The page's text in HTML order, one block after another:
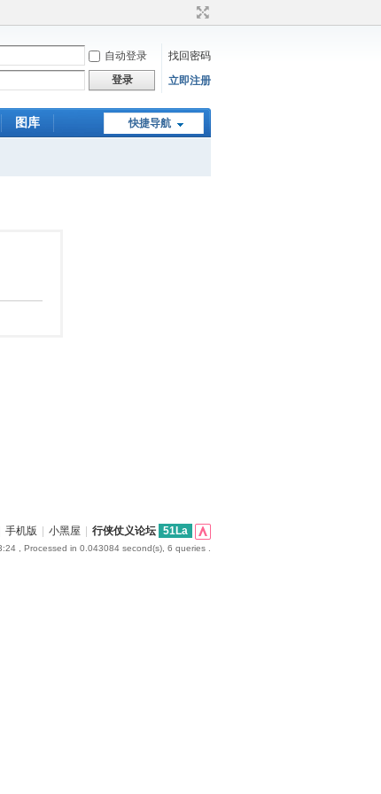
自动登录
找回密码
登录 立即注册
快捷导航
图库
手机版 小黑屋 行侠仗义论坛 51La
, Processed in 0.043084 second(s), 6 queries .